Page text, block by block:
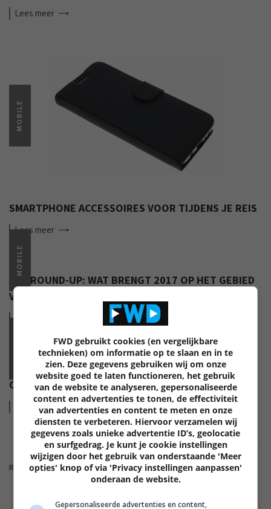
Lees meer
MOBILE
SMARTPHONE ACCESSOIRES VOOR TIJDENS JE REIS
Lees meer
MOBILE
CES ROUND-UP: WAT BRENGT 2017 OP HET GEBIED
VAN TABLETS EN PHABLETS?
MALWARE OP ANDROID EN WAT JE ZELF KUNT DOEN
OM HET TE VOORKOMEN
meer
Reacties zijn gesloten.
FWD gebruikt cookies (en vergelijkbare
technieken) om informatie op te slaan en in te
zien. Deze gegevens gebruiken wij om onze
website goed te laten functioneren, het gebruik
van de website te analyseren, gepersonaliseerde
content en advertenties te tonen, de effectiviteit
van advertenties en content te meten en onze
diensten te verbeteren. Hiervoor verzamelen wij
gegevens zoals unieke advertentie ID’s, geolocatie
en surfgedrag. Je kunt je cookie instellingen
wijzigen door het gebruik van onderstaande 'Meer
opties' knop of via 'Privacy instellingen aanpassen'
onderaan de website.
Gepersonaliseerde advertenties en content,